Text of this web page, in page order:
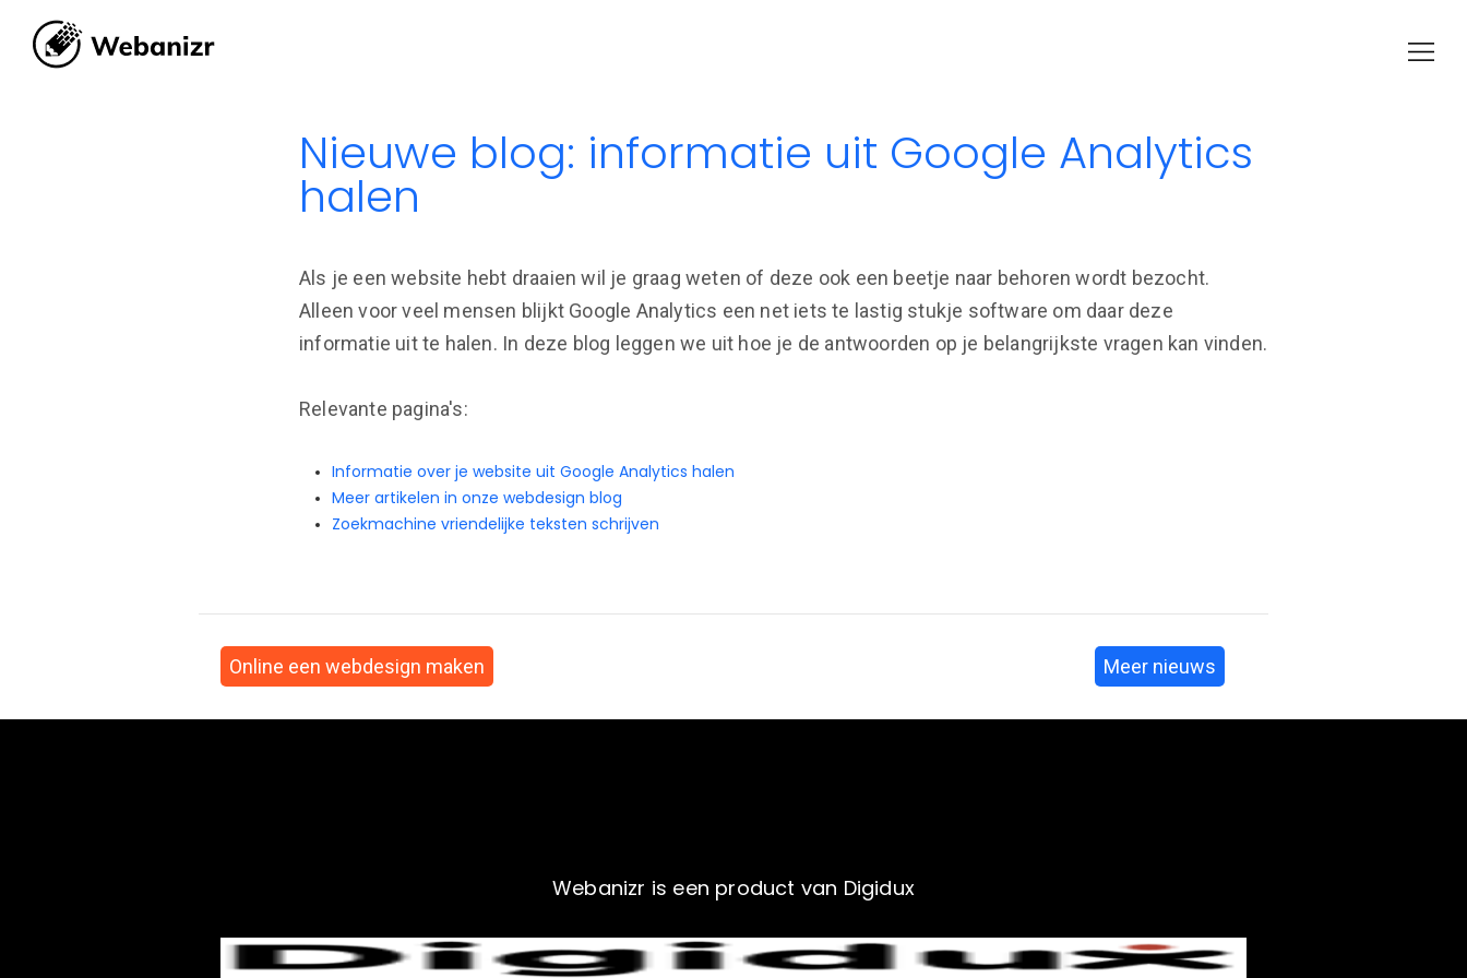
Nieuwe blog: informatie uit Google Analytics
halen
Als je een website hebt draaien wil je graag weten of deze ook een beetje naar behoren wordt bezocht.
Alleen voor veel mensen blijkt Google Analytics een net iets te lastig stukje software om daar deze
informatie uit te halen. In deze blog leggen we uit hoe je de antwoorden op je belangrijkste vragen kan vinden.
Relevante pagina's:
Informatie over je website uit Google Analytics halen
Meer artikelen in onze webdesign blog
Zoekmachine vriendelijke teksten schrijven
Online een webdesign maken Meer nieuws
Webanizr is een product van Digidux